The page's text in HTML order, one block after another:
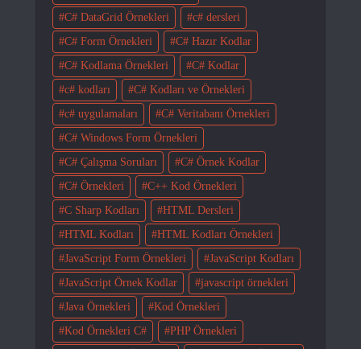
C# DataGrid Örnekleri
c# dersleri
C# Form Örnekleri
C# Hazır Kodlar
C# Kodlama Örnekleri
C# Kodlar
c# kodları
C# Kodları ve Örnekleri
c# uygulamaları
C# Veritabanı Örnekleri
C# Windows Form Örnekleri
C# Çalışma Soruları
C# Örnek Kodlar
C# Örnekleri
C++ Kod Örnekleri
C Sharp Kodları
HTML Dersleri
HTML Kodları
HTML Kodları Örnekleri
JavaScript Form Örnekleri
JavaScript Kodları
JavaScript Örnek Kodlar
javascript örnekleri
Java Örnekleri
Kod Örnekleri
Kod Örnekleri C#
PHP Örnekleri